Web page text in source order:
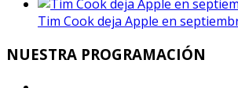
Tim Cook deja Apple en
NUESTRA PROGRAMACIÓN